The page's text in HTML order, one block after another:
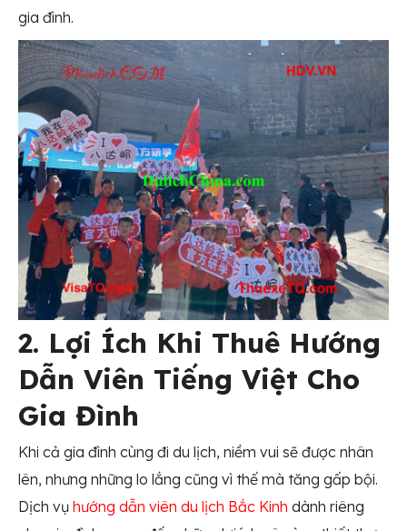
gia đình.
2. Lợi Ích Khi Thuê Hướng
Dẫn Viên Tiếng Việt Cho
Gia Đình
Khi cả gia đình cùng đi du lịch, niềm vui sẽ được nhân
lên, nhưng những lo lắng cũng vì thế mà tăng gấp bội.
Dịch vụ hướng dẫn viên du lịch Bắc Kinh dành riêng